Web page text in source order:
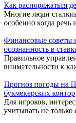
Как распоряжаться
Многие люди
особенно когда
Финансовые советы
осознанность в
Правильное
внимательности к
Прогноз погоды на
букмекерских контор
Для игроков,
учитывать не